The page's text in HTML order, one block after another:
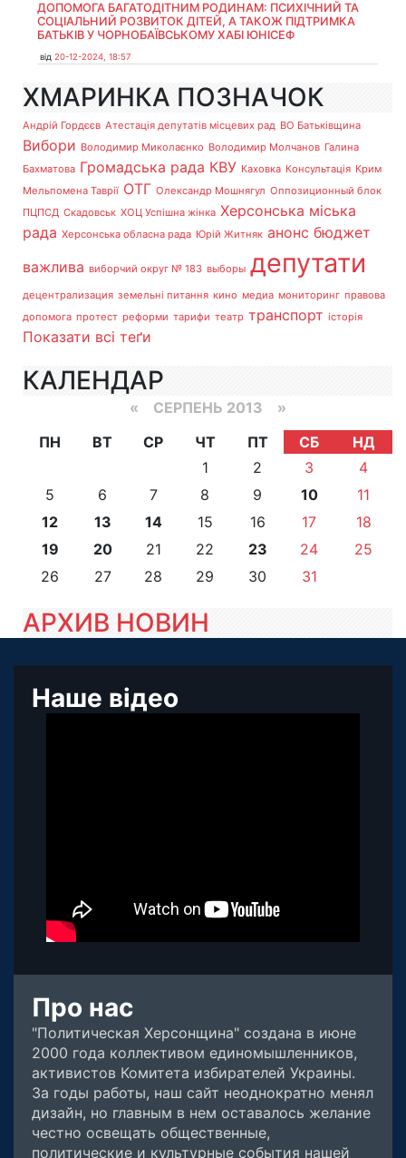
ДОПОМОГА БАГАТОДІТНИМ РОДИНАМ: ПСИХІЧНИЙ ТА
СОЦІАЛЬНИЙ РОЗВИТОК ДІТЕЙ, А ТАКОЖ ПІДТРИМКА
БАТЬКІВ У ЧОРНОБАЇВСЬКОМУ ХАБІ ЮНІСЕФ
від 20-12-2024, 18:57
ХМАРИНКА ПОЗНАЧОК
Андрій Гордєєв Атестація депутатів місцевих рад ВО Батьківщина
Вибори Володимир Миколаєнко Володимир Молчанов Галина
Бахматова Громадська рада КВУ Каховка Консультація Крим
Мельпомена Таврії ОТГ Олександр Мошнягул Оппозиционный блок
ПЦПСД Скадовськ ХОЦ Успішна жінка Херсонська міська
рада Херсонська обласна рада Юрій Житняк анонс бюджет
важлива виборчий округ № 183 выборы депутати
децентрализация земельні питання кино медиа мониторинг правова
допомога протест реформи тарифи театр транспорт історія
Показати всі теґи
КАЛЕНДАР
« СЕРПЕНЬ 2013 »
ПН
ВТ СР ЧТ ПТ СБ
НД
1
2 3
4
5
6 7 8 9 10
11
12
13 14 15 16 17
18
19
20 21 22 23 24
25
26
27 28 29 30 31
АРХИВ НОВИН
Наше відео
Про нас
"Политическая Херсонщина" создана в июне
2000 года коллективом единомышленников,
активистов Комитета избирателей Украины.
За годы работы, наш сайт неоднократно менял
дизайн, но главным в нем оставалось желание
честно освещать общественные,
политические и культурные события нашей